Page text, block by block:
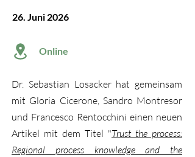
26. Juni 2026
Online
Dr. Sebastian Losacker hat gemeinsam
mit Gloria Cicerone, Sandro Montresor
und Francesco Rentocchini einen neuen
Artikel mit dem Titel "Trust the process:
Regional process knowledge and the